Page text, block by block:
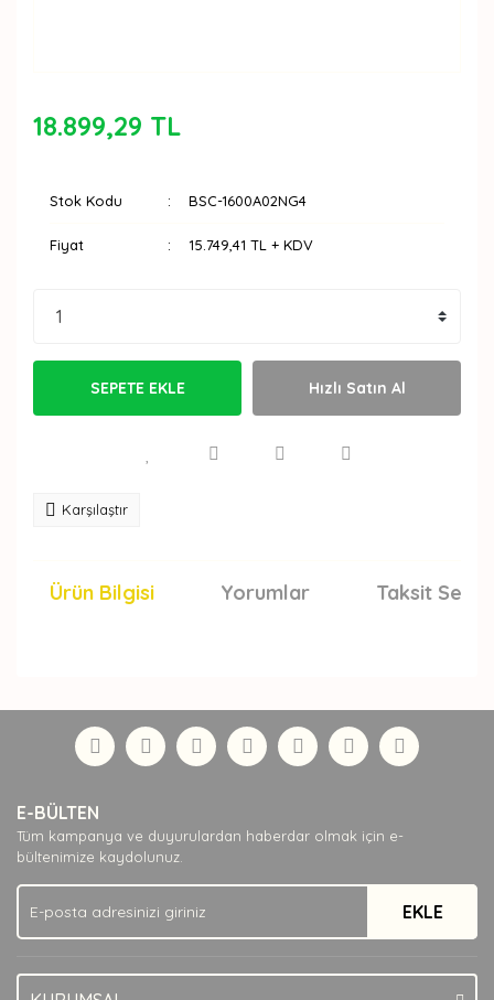
18.899,29 TL
Stok Kodu BSC-1600A02NG4
Fiyat 15.749,41 TL + KDV
SEPETE EKLE Hızlı Satın Al
Karşılaştır
Ürün Bilgisi Yorumlar Taksit
Yorum Yaz
formunu kullanarak tarafımıza iletebilirsiniz.
Görüş ve önerileriniz için teşekkür ederiz.
Ürün açıklamasında eksik bilgiler bulunuyor.
Ürün bilgilerinde hatalar bulunuyor.
Ürün fiyatı diğer sitelerden daha pahalı.
Bu ürüne benzer farklı alternatifler olmalı.
E-BÜLTEN
Tüm kampanya ve duyurulardan haberdar olmak için e-
bültenimize kaydolunuz.
EKLE